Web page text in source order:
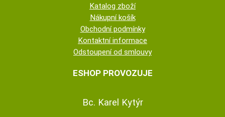
Katalog zboží
Nákupní košík
Obchodní podmínky
Kontaktní informace
Odstoupení od smlouvy
ESHOP PROVOZUJE
Bc. Karel Kytýr